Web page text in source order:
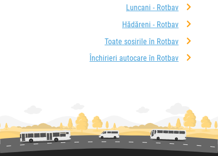
Luncani - Rotbav
Hădăreni - Rotbav
Toate sosirile în Rotbav
Închirieri autocare în Rotbav